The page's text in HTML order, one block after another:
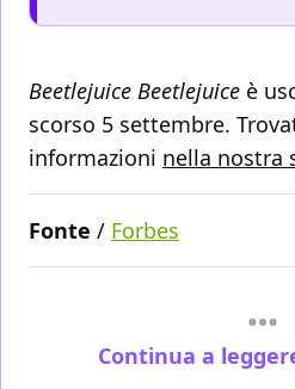
Beetlejuice Beetlejuice è
scorso 5 settembre.
informazioni nella nostra
Fonte / Forbes
Continua a